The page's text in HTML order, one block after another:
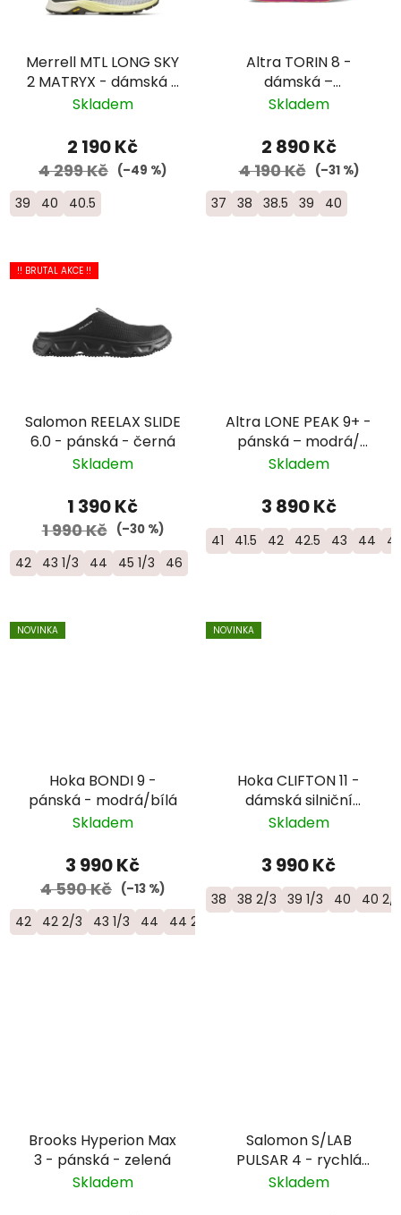
Merrell MTL LONG SKY
2 MATRYX - dámská -
šedá/žlutá
Skladem
2 190 Kč
4 299 Kč (–49 %)
39 40 40.5
Altra TORIN 8 -
dámská –
bílá/růžová/oranžová
Skladem
2 890 Kč
4 190 Kč (–31 %)
37 38 38.5 39 40
!! BRUTAL AKCE !!
Salomon REELAX SLIDE
6.0 - pánská - černá
Skladem
1 390 Kč
1 990 Kč (–30 %)
42 43 1/3 44 45 1/3 46
Altra LONE PEAK 9+ -
pánská – modrá/
černá
Skladem
3 890 Kč
41 41.5 42 42.5 43 44
NOVINKA
Hoka BONDI 9 -
pánská - modrá/bílá
Skladem
3 990 Kč
4 590 Kč (–13 %)
42 42 2/3 43 1/3 44 44 2/3
NOVINKA
Hoka CLIFTON 11 -
dámská silniční
objemová bota -
Skladem
3 990 Kč
38 38 2/3 39 1/3 40 40 2/
Brooks Hyperion Max
3 - pánská - zelená
Skladem
Salomon S/LAB
PULSAR 4 - rychlá
trailová běžecká bota
Skladem